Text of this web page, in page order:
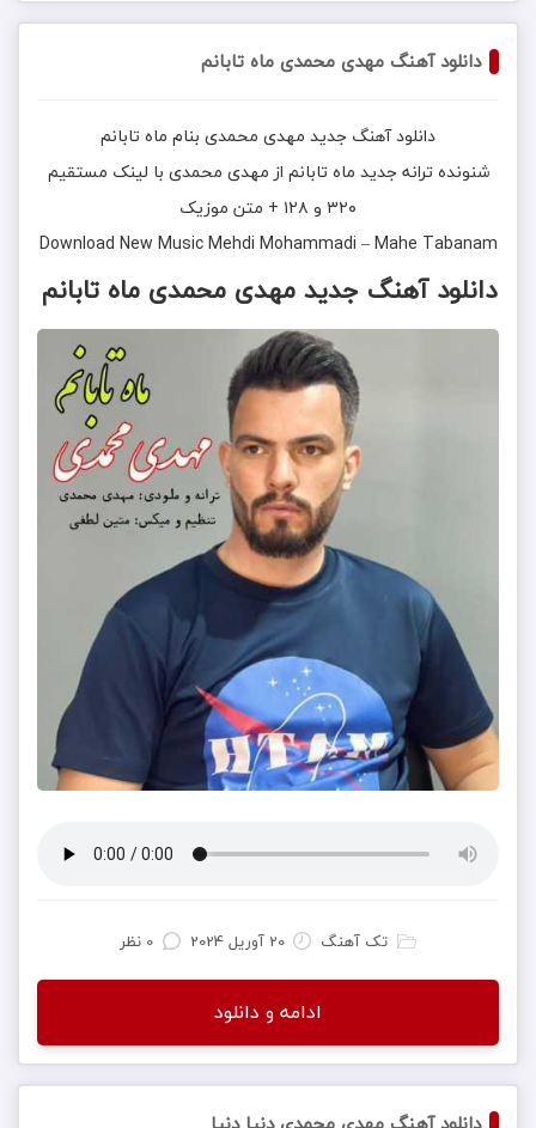
دانلود آهنگ مهدی محمدی ماه تابانم
دانلود آهنگ جدید مهدی محمدی بنام ماه تابانم
شنونده ترانه جدید ماه تابانم از مهدی محمدی با لینک مستقیم
۳۲۰ و ۱۲۸ + متن موزیک
Download New MusicMehdi Mohammadi –Mahe Tabanam
دانلود آهنگ جدید مهدی محمدی ماه تابانم
تک آهنگ 20 آوریل 2024 0 نظر
ادامه و دانلود